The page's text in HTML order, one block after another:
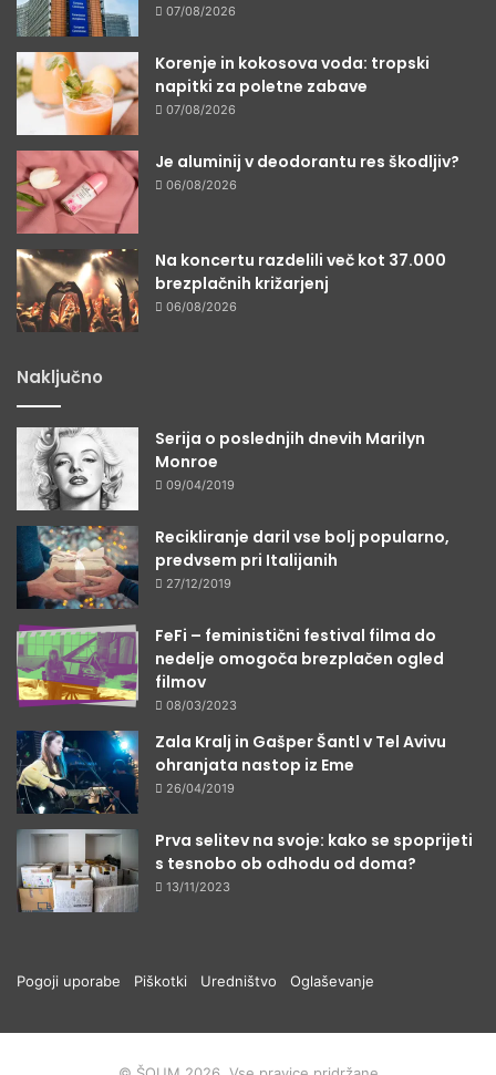
07/08/2026
Korenje in kokosova voda: tropski
napitki za poletne zabave
07/08/2026
Je aluminij v deodorantu res škodljiv?
06/08/2026
Na koncertu razdelili več kot 37.000
brezplačnih križarjenj
06/08/2026
Naključno
Serija o poslednjih dnevih Marilyn
Monroe
09/04/2019
Recikliranje daril vse bolj popularno,
predvsem pri Italijanih
27/12/2019
FeFi – feministični festival filma do
nedelje omogoča brezplačen ogled
filmov
08/03/2023
Zala Kralj in Gašper Šantl v Tel Avivu
ohranjata nastop iz Eme
26/04/2019
Prva selitev na svoje: kako se spoprijeti
s tesnobo ob odhodu od doma?
13/11/2023
Pogoji uporabe Piškotki Uredništvo Oglaševanje